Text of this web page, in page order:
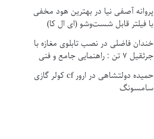
پروانه آصفی نیا دربهترین هود مخفی
با فیلتر قابل شست‌وشو (ای ال کا)
خندان فاضلی درنصب تابلوی مغازه با
جرثقیل ۷ تن : راهنمایی جامع و فنی
حمیده دولتشاهی در
ارور cf کولر گازی
سامسونگ